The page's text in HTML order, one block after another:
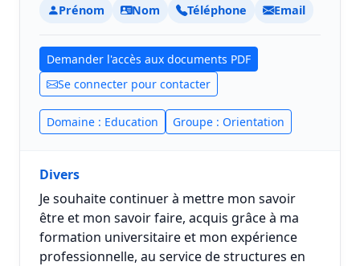
Prénom Nom Téléphone Email
Demander l'accès aux documents PDF
Se connecter pour contacter
Domaine : Education Groupe : Orientation
Divers
Je souhaite continuer à mettre mon savoir
être et mon savoir faire, acquis grâce à ma
formation universitaire et mon expérience
professionnelle, au service de structures en